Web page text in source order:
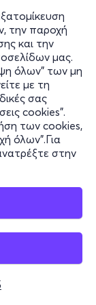
την παροχή
και την
μας.
όλων" των μη
με τη
σας
cookies".
των cookies,
όλων".Για
στην